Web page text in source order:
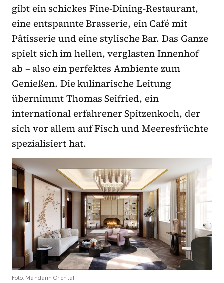
gibt ein schickes Fine-Dining-Restaurant,
eine entspannte Brasserie, ein Café mit
Pâtisserie und eine stylische Bar. Das Ganze
spielt sich im hellen, verglasten Innenhof
ab – also ein perfektes Ambiente zum
Genießen. Die kulinarische Leitung
übernimmt Thomas Seifried, ein
international erfahrener Spitzenkoch, der
sich vor allem auf Fisch und Meeresfrüchte
spezialisiert hat.
Foto: Mandarin Oriental